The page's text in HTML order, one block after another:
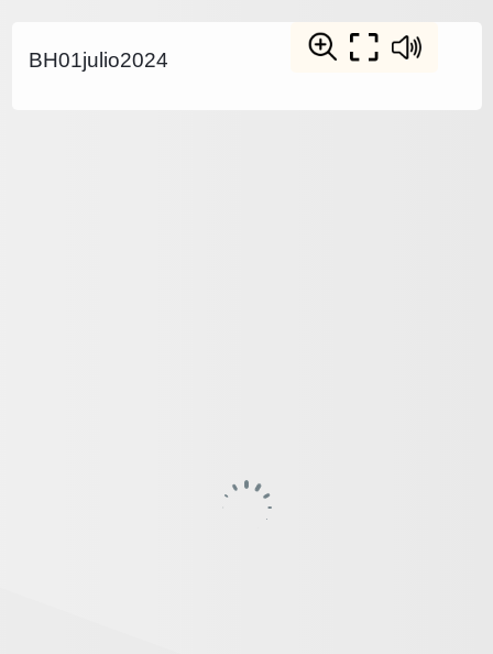
BH01julio2024